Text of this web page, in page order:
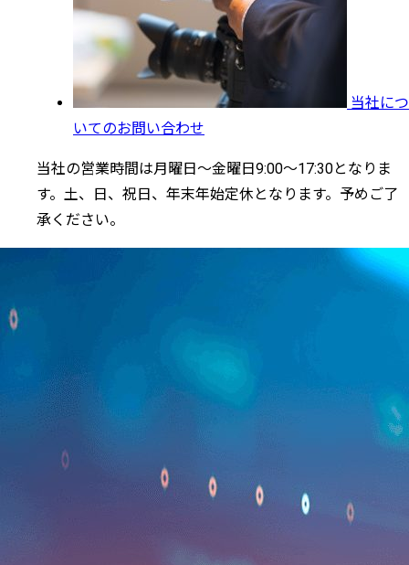
当社につ
いてのお問い合わせ
当社の営業時間は月曜日～金曜日9:00～17:30となりま
す。土、日、祝日、年末年始定休となります。予めご了
承ください。